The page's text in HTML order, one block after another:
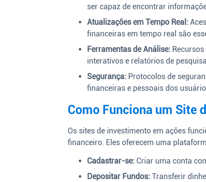
ser capaz de encontrar
Atualizações em Tempo Real:
financeiras em tempo real são
Ferramentas de Análise:
interativos e relatórios de
Segurança: Protocolos de
financeiras e pessoais dos
Como Funciona um Site
Os sites de investimento em ações
financeiro. Eles oferecem uma
Cadastrar-se: Criar uma conta
Depositar Fundos: Transferir